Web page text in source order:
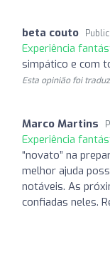
beta couto
Experiência
simpático e com
Esta opinião foi
Marco Martins
Experiência
“novato” na
melhor ajuda
notáveis. As
confiadas neles.